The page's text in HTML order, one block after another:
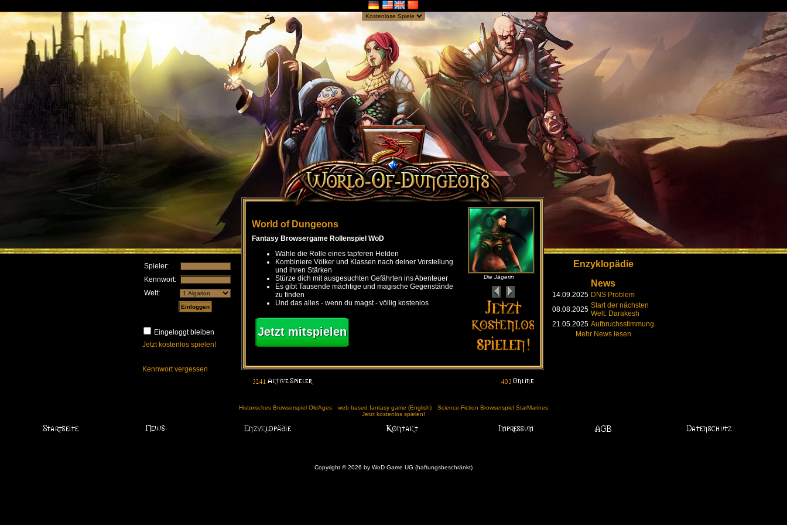
Spieler:
Kennwort:
Welt:
Eingeloggt bleiben
Jetzt kostenlos spielen!
Kennwort vergessen
World of Dungeons
Fantasy Browsergame Rollenspiel WoD
Wähle die Rolle eines tapferen Helden
Kombiniere Völker und Klassen nach deiner Vorstellung
und ihren Stärken
Stürze dich mit ausgesuchten Gefährten ins Abenteuer
Es gibt Tausende mächtige und magische Gegenstände
zu finden
Und das alles - wenn du magst - völlig kostenlos
Jetzt mitspielen
Die Jägerin
Enzyklopädie
News
14.09.2025 DNS Problem
08.08.2025 Start der nächsten
Welt: Darakesh
21.05.2025 Aufbruchsstimmung
Mehr News lesen
Historisches Browserspiel OldAges web based fantasy game (English)
Science-Fiction Browserspiel StarMarines
Jetzt kostenlos spielen!
Copyright © 2026 by WoD Game UG (haftungsbeschränkt)